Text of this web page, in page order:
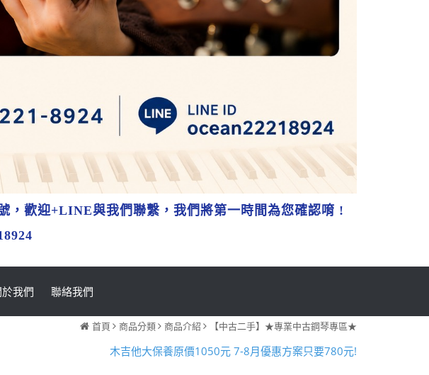
，歡迎+LINE與我們聯繫，我們將第一時間為您確認唷 !
於我們 聯絡我們
首頁 商品分類 商品介紹 【中古二手】★專業中古鋼琴專區★
暑假限定!購買指定款吉他免費送攜帶式吉他架!
木吉他大保養原價1050元 7-8月優惠方案只要780元!